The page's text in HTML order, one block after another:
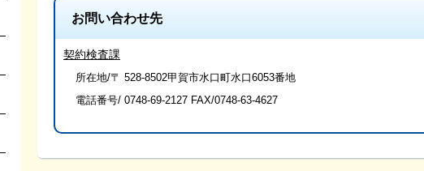
お問い合わせ先
契約検査課
所在地/〒 528-8502甲賀市水口町水口6053番地
電話番号/ 0748-69-2127 FAX/0748-63-4627